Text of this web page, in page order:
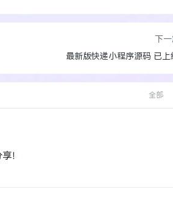
下
最新版快递小程序源码 已上
全部
！